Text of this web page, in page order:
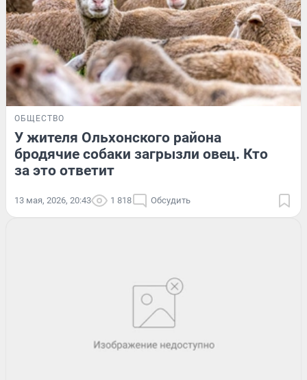
ОБЩЕСТВО
У жителя Ольхонского района
бродячие собаки загрызли овец. Кто
за это ответит
13 мая, 2026, 20:43 1 818 Обсудить